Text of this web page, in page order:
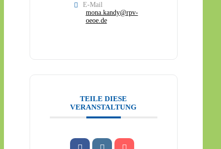
E-Mail
mona.kandy@rpv-
oeoe.de
TEILE DIESE
VERANSTALTUNG